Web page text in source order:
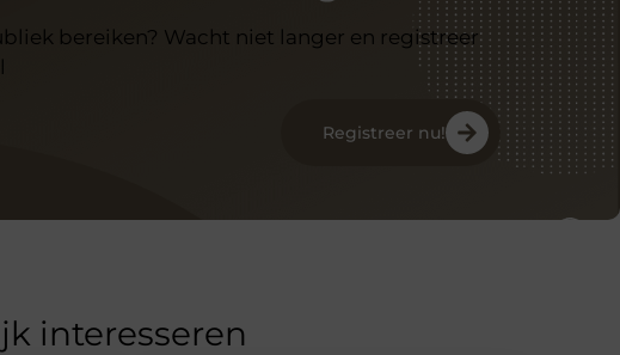
bereiken? Wacht niet langer en registreer
Registreer nu!
interesseren